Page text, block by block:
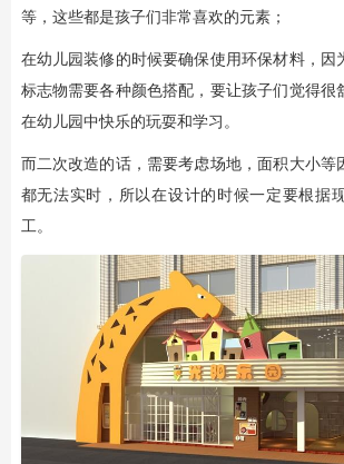
等，这些都是孩子们非常喜欢的元素；
在幼儿园装修的时候要确保使用环保材料，因
标志物需要各种颜色搭配，要让孩子们觉得很
在幼儿园中快乐的玩耍和学习。
而二次改造的话，需要考虑场地，面积大小等
都无法实时，所以在设计的时候一定要根据
工。